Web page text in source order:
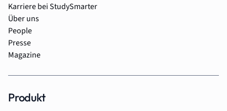
Karriere bei StudySmarter
Über uns
People
Presse
Magazine
Produkt